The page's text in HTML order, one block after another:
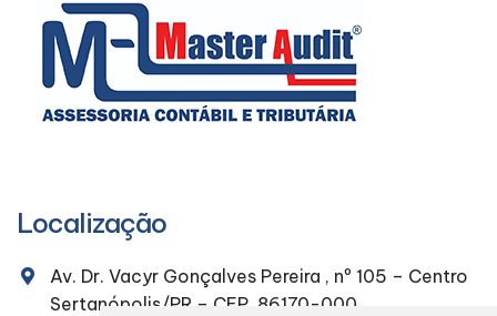
Localização
Av. Dr. Vacyr Gonçalves Pereira , nº 105 – Centro
Sertanópolis/PR – CEP. 86170-000